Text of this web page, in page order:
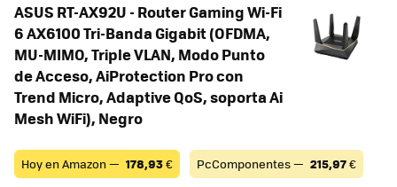
ASUS RT-AX92U - Router Gaming Wi-Fi
6 AX6100 Tri-Banda Gigabit (OFDMA,
MU-MIMO, Triple VLAN, Modo Punto
de Acceso, AiProtection Pro con
Trend Micro, Adaptive QoS, soporta Ai
Mesh WiFi), Negro
Hoy en Amazon — 178,93€ PcComponentes — 215,97€